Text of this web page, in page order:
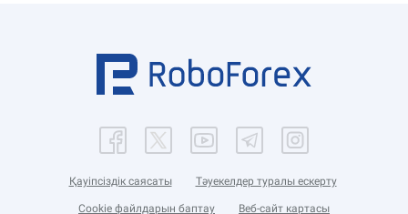
Қауіпсіздік саясаты Тәуекелдер туралы ескерту
Cookie файлдарын баптау Веб-сайт картасы